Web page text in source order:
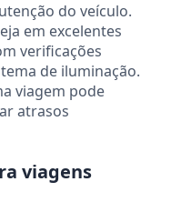
do veículo.
em excelentes
verificações
de iluminação.
viagem pode
atrasos
viagens